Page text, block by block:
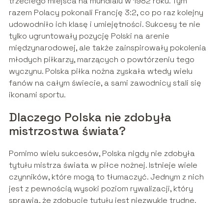
razem Polacy pokonali Francję 3:2, co po raz kolejny
udowodniło ich klasę i umiejętności. Sukcesy te nie
tylko ugruntowały pozycję Polski na arenie
międzynarodowej, ale także zainspirowały pokolenia
młodych piłkarzy, marzących o powtórzeniu tego
wyczynu. Polska piłka nożna zyskała wtedy wielu
fanów na całym świecie, a sami zawodnicy stali się
ikonami sportu.
Dlaczego Polska nie zdobyła
mistrzostwa świata?
Pomimo wielu sukcesów, Polska nigdy nie zdobyła
tytułu mistrza świata w piłce nożnej. Istnieje wiele
czynników, które mogą to tłumaczyć. Jednym z nich
jest z pewnością wysoki poziom rywalizacji, który
sprawia, że zdobycie tytułu jest niezwykle trudne.